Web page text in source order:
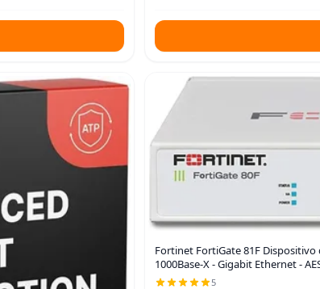
Fortinet FortiGate 81F Dispositivo
1000Base-X - Gigabit Ethernet -
5